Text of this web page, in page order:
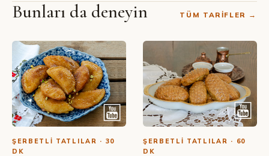
Tarifi
Bunları da deneyin TÜM TARIFLER →
ŞERBETLI TATLILAR · 30
DK
ŞERBETLI TATLILAR · 60
DK